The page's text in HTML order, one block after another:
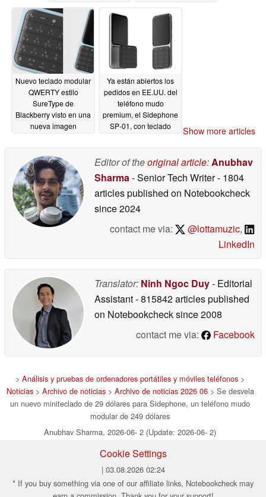
para el teléfono
premium SP-01 de
Sidephone
Nuevo teclado modular
QWERTY estilo
SureType de
Blackberry visto en una
nueva imagen
Ya están abiertos los
pedidos en EE.UU. del
teléfono mudo
premium, el Sidephone
SP-01, con teclado
Show more articles
Editor of theoriginal article: Anubhav
Sharma - Senior Tech Writer- 1804
articles published on Notebookcheck
since 2024
contact me via:
@lottamuzic,
LinkedIn
Translator: Ninh Ngoc Duy- Editorial
Assistant- 815842 articles published
on Notebookchecksince 2008
contact me via:
Facebook
> Análisis y pruebas de ordenadores portátiles y móviles teléfonos >
Noticias> Archivo de noticias> Archivo de noticias 2026 06> Se desvela
un nuevo miniteclado de 29 dólares para Sidephone, un teléfono mudo
modular de 249 dólares
Anubhav Sharma, 2026-06- 2 (Update: 2026-06- 2)
Cookie Settings
| 03.08.2026 02:24
* If you buy something via one of our affiliate links, Notebookcheck may